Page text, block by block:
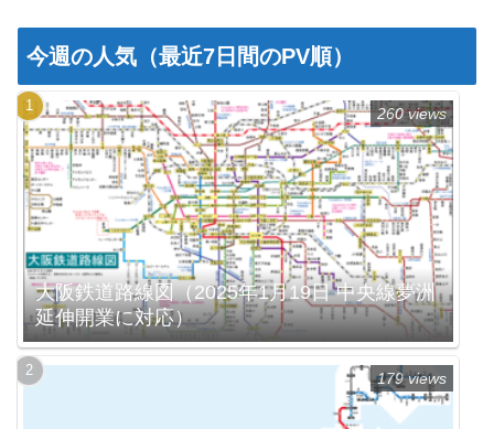
今週の人気（最近7日間のPV順）
大阪鉄道路線図（2025年1月19日 中央線夢洲
延伸開業に対応）
260 views
179 views